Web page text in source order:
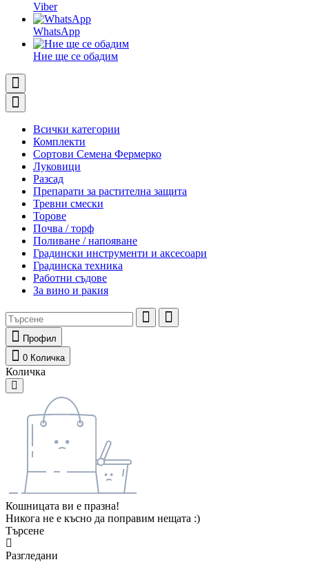
Viber
WhatsApp
Ние ще се обадим
Всички категории
Комплекти
Сортови Семена Фермерко
Луковици
Разсад
Препарати за растителна защита
Тревни смески
Торове
Почва / торф
Поливане / напояване
Градински инструменти и аксесоари
Градинска техника
Работни съдове
За вино и ракия
Профил
0 Количка
Количка
Кошницата ви е празна!
Никога не е късно да поправим нещата :)
Търсене
Разгледани